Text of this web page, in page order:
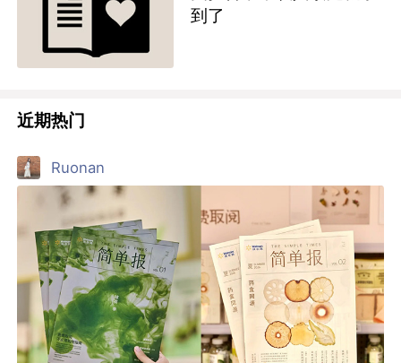
到了
近期热门
Ruonan